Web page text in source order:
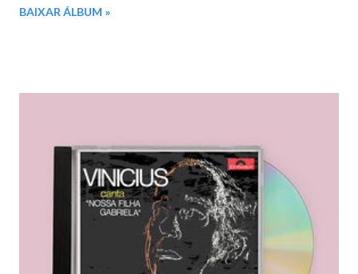
e core 06. La voglia, la pazzia 07. Semaforo rosso 08. Assenza
(Parlato) 09. Io so che ti amerò 10. Un altro addio 11. L'assente
(Parlato) 12. L'assente (Parlato e chitarra) 13. Accendi una luna
nel cielo 14. Samba per Vinicius Downlo...
BAIXAR ÁLBUM »